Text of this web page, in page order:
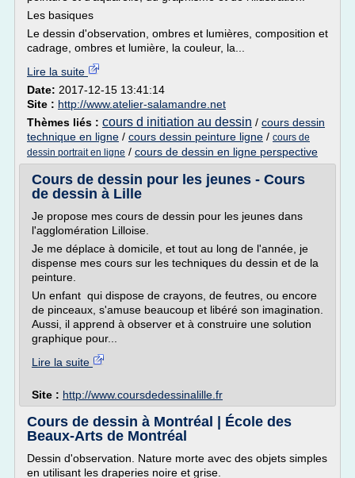
Les basiques
Le dessin d'observation, ombres et lumières, composition et
cadrage, ombres et lumière, la couleur, la...
Lire la suite
Date: 2017-12-15 13:41:14
Site : http://www.atelier-salamandre.net
Thèmes liés : cours d initiation au dessin / cours dessin
technique en ligne / cours dessin peinture ligne / cours de
dessin portrait en ligne / cours de dessin en ligne perspective
Cours de dessin pour les jeunes - Cours
de dessin à Lille
Je propose mes cours de dessin pour les jeunes dans
l'agglomération Lilloise.
Je me déplace à domicile, et tout au long de l'année, je
dispense mes cours sur les techniques du dessin et de la
peinture.
Un enfant qui dispose de crayons, de feutres, ou encore
de pinceaux, s'amuse beaucoup et libéré son imagination.
Aussi, il apprend à observer et à construire une solution
graphique pour...
Lire la suite
Site : http://www.coursdedessinalille.fr
Cours de dessin à Montréal | École des
Beaux-Arts de Montréal
Dessin d'observation. Nature morte avec des objets simples
en utilisant les draperies noire et grise.